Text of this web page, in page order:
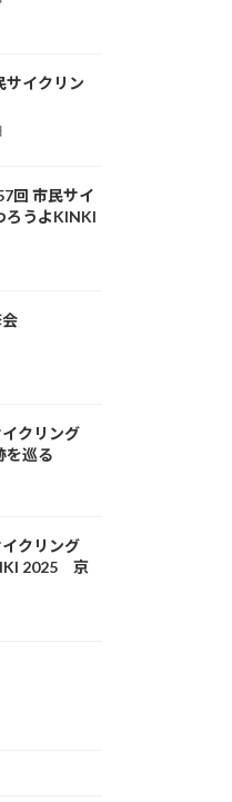
サイクリン
回 市民サイ
うよKINKI
イクリング
を巡る
イクリング
2025 京